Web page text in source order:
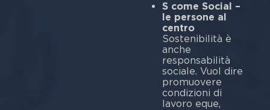
S come Social –
le persone al
centro
Sostenibilità è
anche
responsabilità
sociale. Vuol dire
promuovere
condizioni di
lavoro eque,